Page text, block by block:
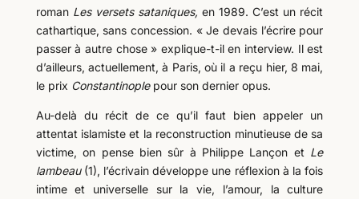
roman Les versets sataniques,en 1989. C’est un récit
cathartique, sans concession. « Je devais l’écrire pour
passer à autre chose » explique-t-il en interview. Il est
d’ailleurs, actuellement, à Paris, où il a reçu hier, 8 mai,
le prix Constantinoplepour son dernier opus.
Au-delà du récit de ce qu’il faut bien appeler un
attentat islamiste et la reconstruction minutieuse de sa
victime, on pense bien sûr à Philippe Lançon et Le
lambeau(1), l’écrivain développe une réflexion à la fois
intime et universelle sur la vie, l’amour, la culture